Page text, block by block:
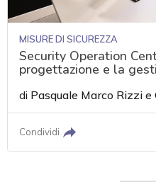
MISURE DI SICUREZZA
Security Operation
progettazione e la
di Pasquale Marco Rizzi e
Condividi